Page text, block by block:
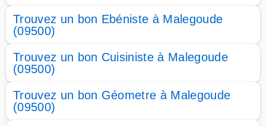
Trouvez un bon Ebéniste à Malegoude
(09500)
Trouvez un bon Cuisiniste à Malegoude
(09500)
Trouvez un bon Géometre à Malegoude
(09500)